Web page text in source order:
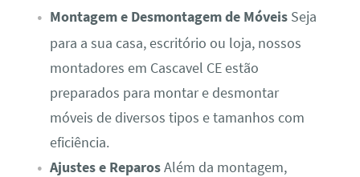
Montagem e Desmontagem de MóveisSeja
para a sua casa, escritório ou loja, nossos
montadores em Cascavel CE estão
preparados para montar e desmontar
móveis de diversos tipos e tamanhos com
eficiência.
Ajustes e ReparosAlém da montagem,